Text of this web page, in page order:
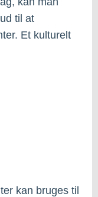
til at
Et kulturelt
kan bruges til